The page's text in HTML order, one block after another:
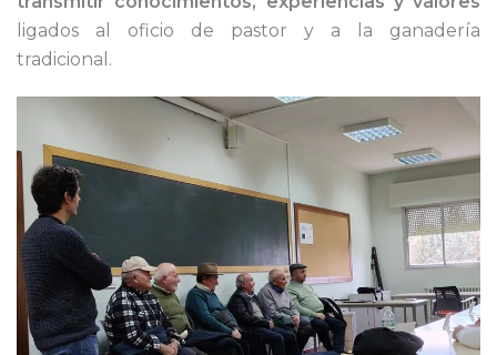
ligados al oficio de pastor y a la ganadería
tradicional.